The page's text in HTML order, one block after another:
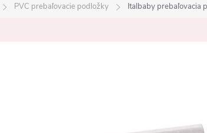
PVC prebaľovacie podložky Italbaby prebaľovacia